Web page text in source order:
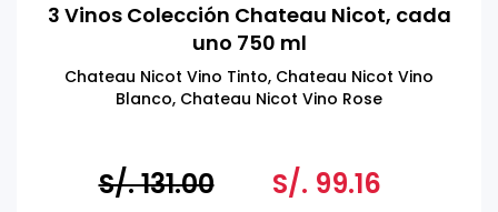
3 Vinos Colección Chateau Nicot, cada
uno 750 ml
Chateau Nicot Vino Tinto, Chateau Nicot Vino
Blanco, Chateau Nicot Vino Rose
S/. 131.00 S/. 99.16